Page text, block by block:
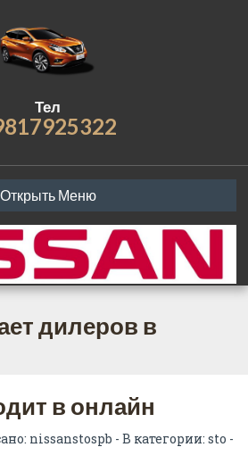
Тел
Открыть Меню
дилеров в
в онлайн
nissanstospb - В категории:sto -